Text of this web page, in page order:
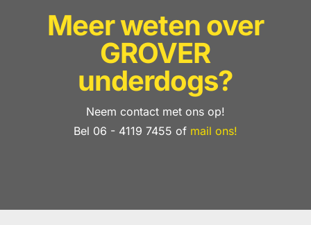
Meer weten over
GROVER
underdogs?
Neem contact met ons op!
Bel 06 - 4119 7455 of mail ons!